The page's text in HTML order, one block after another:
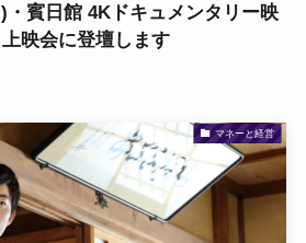
・賓日館 4Kドキュメンタリー映
映会に登壇します
マネーと経営